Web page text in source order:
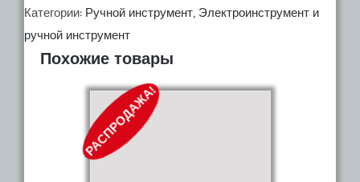
Набор
инструментов
SRUNV
предметов
Категории: Ручной инструмент, Электроинструмент и
ручной инструмент
Похожие товары
РАСПРОДАЖА!